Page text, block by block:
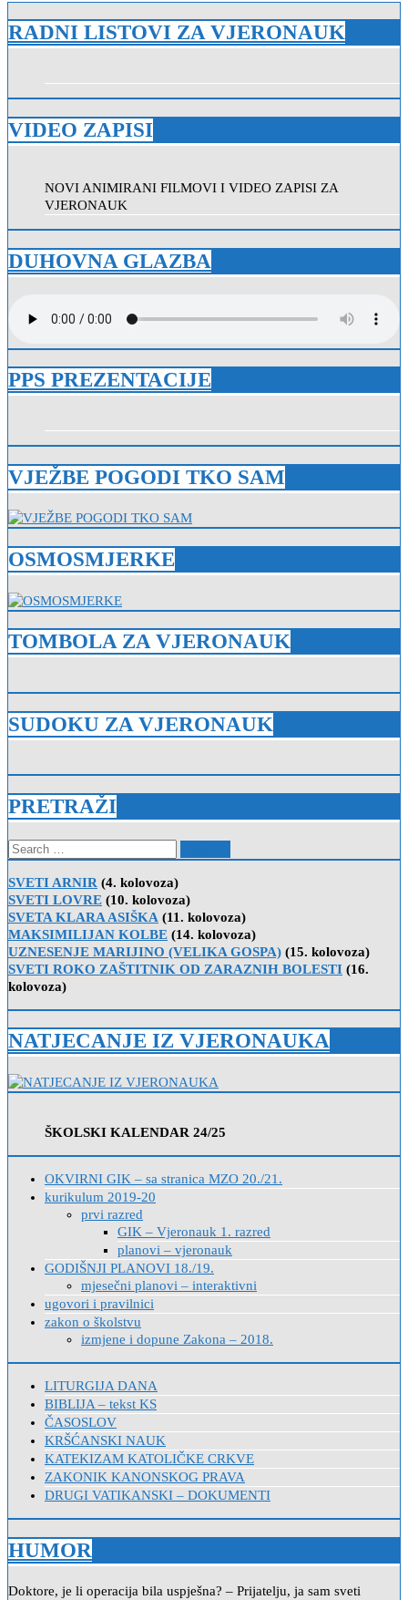
objava
RADNI LISTOVI ZA VJERONAUK
VIDEO ZAPISI
NOVI ANIMIRANI FILMOVI I VIDEO ZAPISI ZA
VJERONAUK
DUHOVNA GLAZBA
PPS PREZENTACIJE
VJEŽBE POGODI TKO SAM
OSMOSMJERKE
TOMBOLA ZA VJERONAUK
SUDOKU ZA VJERONAUK
PRETRAŽI
Search
for:
SVETI ARNIR (4. kolovoza)
SVETI LOVRE (10. kolovoza)
SVETA KLARA ASIŠKA (11. kolovoza)
MAKSIMILIJAN KOLBE (14. kolovoza)
UZNESENJE MARIJINO (VELIKA GOSPA) (15. kolovoza)
SVETI ROKO ZAŠTITNIK OD ZARAZNIH BOLESTI (16.
kolovoza)
NATJECANJE IZ VJERONAUKA
ŠKOLSKI KALENDAR 24/25
OKVIRNI GIK – sa stranica MZO 20./21.
kurikulum 2019-20
prvi razred
GIK – Vjeronauk 1. razred
planovi – vjeronauk
GODIŠNJI PLANOVI 18./19.
mjesečni planovi – interaktivni
ugovori i pravilnici
zakon o školstvu
izmjene i dopune Zakona – 2018.
LITURGIJA DANA
BIBLIJA – tekst KS
ČASOSLOV
KRŠĆANSKI NAUK
KATEKIZAM KATOLIČKE CRKVE
ZAKONIK KANONSKOG PRAVA
DRUGI VATIKANSKI – DOKUMENTI
HUMOR
Doktore, je li operacija bila uspješna? – Prijatelju, ja sam sveti